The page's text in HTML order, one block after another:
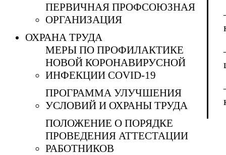
ПЕРВИЧНАЯ ПРОФСОЮЗНАЯ
ОРГАНИЗАЦИЯ
ОХРАНА ТРУДА
МЕРЫ ПО ПРОФИЛАКТИКЕ
НОВОЙ КОРОНАВИРУСНОЙ
ИНФЕКЦИИ COVID-19
ПРОГРАММА УЛУЧШЕНИЯ
УСЛОВИЙ И ОХРАНЫ ТРУДА
ПОЛОЖЕНИЕ О ПОРЯДКЕ
ПРОВЕДЕНИЯ АТТЕСТАЦИИ
РАБОТНИКОВ